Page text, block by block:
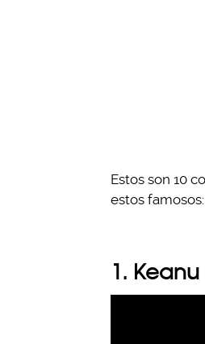
Estos son 10
estos famosos:
1.